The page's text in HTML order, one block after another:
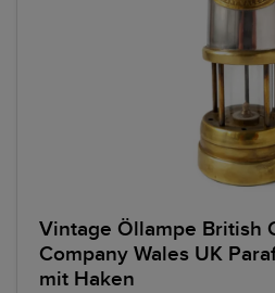
Vintage Öllampe British
Company Wales UK
mit Haken